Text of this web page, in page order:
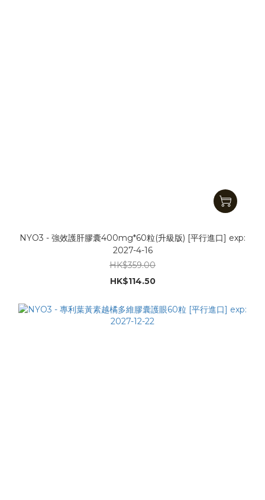
NYO3 - 強效護肝膠囊400mg*60粒(升級版) [平行進口] exp:
2027-4-16
HK$359.00
HK$114.50